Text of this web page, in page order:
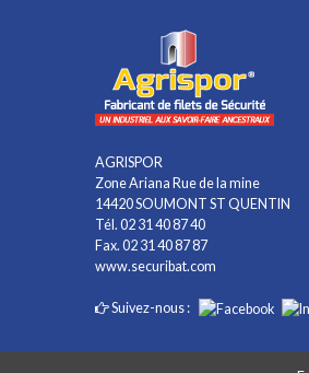
AGRISPOR
Zone Ariana Rue de la mine
14420 SOUMONT ST QUENTIN
Tél. 02 31 40 87 40
Fax. 02 31 40 87 87
www.securibat.com
Suivez-nous :